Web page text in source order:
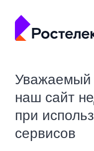
Уважаемый
наш сайт
при
сервисов